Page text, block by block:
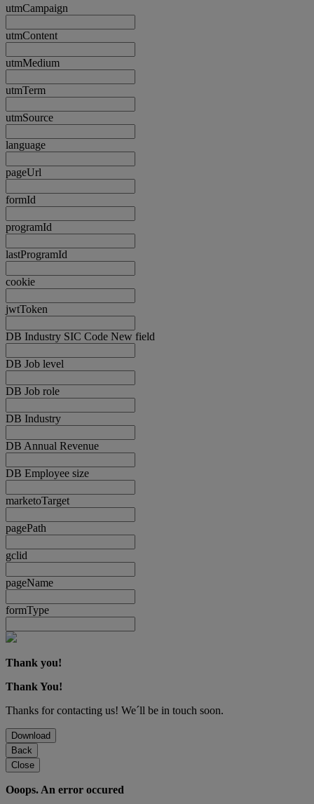
utmCampaign
utmContent
utmMedium
utmTerm
utmSource
language
pageUrl
formId
programId
lastProgramId
cookie
jwtToken
DB Industry SIC Code New field
DB Job level
DB Job role
DB Industry
DB Annual Revenue
DB Employee size
marketoTarget
pagePath
gclid
pageName
formType
Thank you!
Thank You!
Thanks for contacting us! We´ll be in touch soon.
Download
Back
Close
Ooops. An error occured